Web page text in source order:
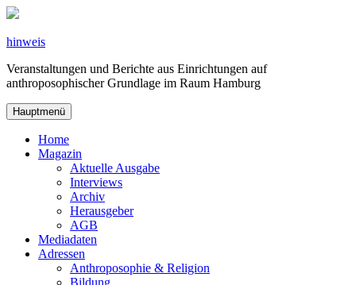
Zum
springen
hinweis
Veranstaltungen und Berichte aus Einrichtungen auf
anthroposophischer Grundlage im Raum Hamburg
Hauptmenü
Home
Magazin
Aktuelle Ausgabe
Interviews
Archiv
Herausgeber
AGB
Mediadaten
Adressen
Anthroposophie & Religion
Bildung